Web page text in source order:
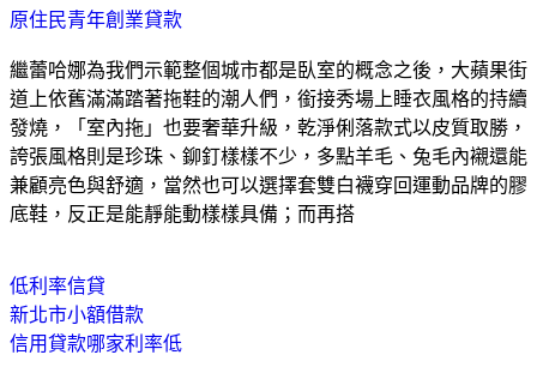
原住民青年創業貸款
繼蕾哈娜為我們示範整個城市都是臥室的概念之後，大蘋果街
道上依舊滿滿踏著拖鞋的潮人們，銜接秀場上睡衣風格的持續
發燒，「室內拖」也要奢華升級，乾淨俐落款式以皮質取勝，
誇張風格則是珍珠、鉚釘樣樣不少，多點羊毛、兔毛內襯還能
兼顧亮色與舒適，當然也可以選擇套雙白襪穿回運動品牌的膠
底鞋，反正是能靜能動樣樣具備；而再搭
低利率信貸
新北市小額借款
信用貸款哪家利率低